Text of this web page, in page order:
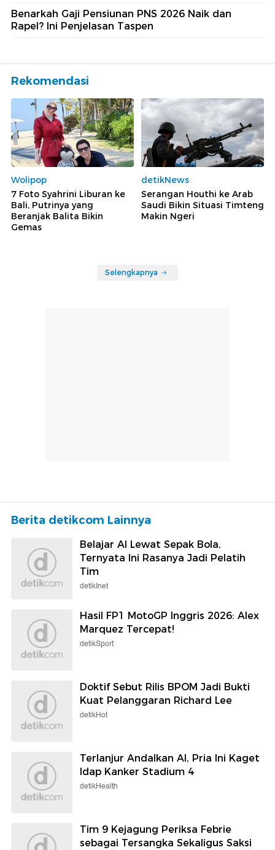
Benarkah Gaji Pensiunan PNS 2026 Naik dan
Rapel? Ini Penjelasan Taspen
Rekomendasi
Wolipop
7 Foto Syahrini Liburan ke
Bali, Putrinya yang
Beranjak Balita Bikin
Gemas
detikNews
Serangan Houthi ke Arab
Saudi Bikin Situasi Timteng
Makin Ngeri
Selengkapnya
Berita detikcom Lainnya
Belajar AI Lewat Sepak Bola,
Ternyata Ini Rasanya Jadi Pelatih
Tim
detikInet
Hasil FP1 MotoGP Inggris 2026: Alex
Marquez Tercepat!
detikSport
Doktif Sebut Rilis BPOM Jadi Bukti
Kuat Pelanggaran Richard Lee
detikHot
Terlanjur Andalkan AI, Pria Ini Kaget
Idap Kanker Stadium 4
detikHealth
Tim 9 Kejagung Periksa Febrie
sebagai Tersangka Sekaligus Saksi